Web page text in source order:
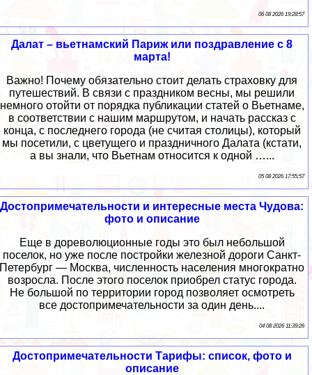
06 08 2026 19:28:57
Далат – вьетнамский Париж или поздравление с 8
марта!
Важно! Почему обязательно стоит делать страховку для
путешествий. В связи с праздником весны, мы решили
немного отойти от порядка публикации статей о Вьетнаме,
в соответствии с нашим маршрутом, и начать рассказ с
конца, с последнего города (не считая столицы), который
мы посетили, с цветущего и праздничного Далата (кстати,
а вы знали, что Вьетнам относится к одной …...
05 08 2026 17:55:57
Достопримечательности и интересные места Чудова:
фото и описание
Еще в дореволюционные годы это был небольшой
поселок, но уже после постройки железной дороги Санкт-
Петербург — Москва, численность населения многократно
возросла. После этого поселок приобрел статус города.
Не большой по территории город позволяет осмотреть
все достопримечательности за один день....
04 08 2026 11:39:26
Достопримечательности Тарифы: список, фото и
описание